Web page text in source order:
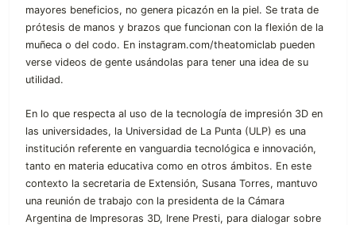
mayores beneficios, no genera picazón en la piel. Se trata de
prótesis de manos y brazos que funcionan con la flexión de la
muñeca o del codo. En instagram.com/theatomiclab pueden
verse videos de gente usándolas para tener una idea de su
utilidad.
En lo que respecta al uso de la tecnología de impresión 3D en
las universidades, la Universidad de La Punta (ULP) es una
institución referente en vanguardia tecnológica e innovación,
tanto en materia educativa como en otros ámbitos. En este
contexto la secretaria de Extensión, Susana Torres, mantuvo
una reunión de trabajo con la presidenta de la Cámara
Argentina de Impresoras 3D, Irene Presti, para dialogar sobre